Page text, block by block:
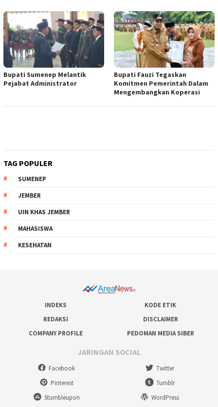
Bupati Sumenep Melantik
Pejabat Administrator
Bupati Fauzi Tegaskan
Komitmen Pemerintah Dalam
Mengembangkan Koperasi
TAG POPULER
SUMENEP
JEMBER
UIN KHAS JEMBER
MAHASISWA
KESEHATAN
INDEKS
KODE ETIK
REDAKSI
DISCLAIMER
COMPANY PROFILE
PEDOMAN MEDIA SIBER
JARINGAN SOCIAL
Facebook
Twitter
Pinterest
Tumblr
Stumbleupon
WordPress